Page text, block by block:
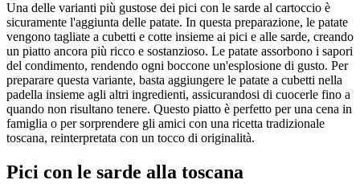
Una delle varianti più gustose dei pici con le sarde al cartoccio è
sicuramente l'aggiunta delle patate. In questa preparazione, le patate
vengono tagliate a cubetti e cotte insieme ai pici e alle sarde, creando
un piatto ancora più ricco e sostanzioso. Le patate assorbono i sapori
del condimento, rendendo ogni boccone un'esplosione di gusto. Per
preparare questa variante, basta aggiungere le patate a cubetti nella
padella insieme agli altri ingredienti, assicurandosi di cuocerle fino a
quando non risultano tenere. Questo piatto è perfetto per una cena in
famiglia o per sorprendere gli amici con una ricetta tradizionale
toscana, reinterpretata con un tocco di originalità.
Pici con le sarde alla toscana